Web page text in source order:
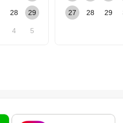
28 29
4 5
27 28 29